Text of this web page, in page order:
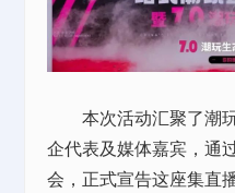
本次活动汇聚了潮玩
企代表及媒体嘉宾，通
会，正式宣告这座集直